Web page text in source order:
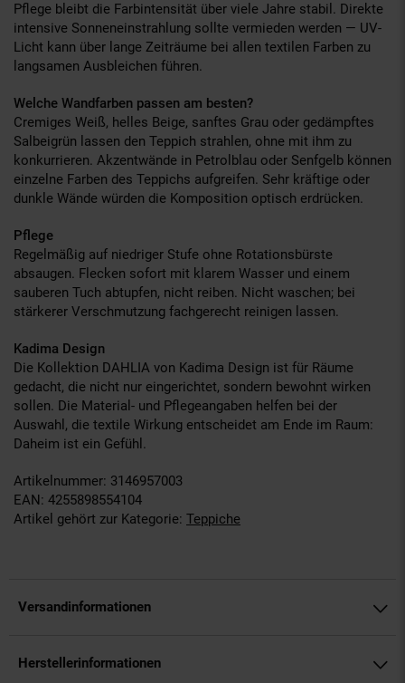
Pflege bleibt die Farbintensität über viele Jahre stabil. Direkte
intensive Sonneneinstrahlung sollte vermieden werden — UV-
Licht kann über lange Zeiträume bei allen textilen Farben zu
langsamen Ausbleichen führen.
Welche Wandfarben passen am besten?
Cremiges Weiß, helles Beige, sanftes Grau oder gedämpftes
Salbeigrün lassen den Teppich strahlen, ohne mit ihm zu
konkurrieren. Akzentwände in Petrolblau oder Senfgelb können
einzelne Farben des Teppichs aufgreifen. Sehr kräftige oder
dunkle Wände würden die Komposition optisch erdrücken.
Pflege
Regelmäßig auf niedriger Stufe ohne Rotationsbürste
absaugen. Flecken sofort mit klarem Wasser und einem
sauberen Tuch abtupfen, nicht reiben. Nicht waschen; bei
stärkerer Verschmutzung fachgerecht reinigen lassen.
Kadima Design
Die Kollektion DAHLIA von Kadima Design ist für Räume
gedacht, die nicht nur eingerichtet, sondern bewohnt wirken
sollen. Die Material- und Pflegeangaben helfen bei der
Auswahl, die textile Wirkung entscheidet am Ende im Raum:
Daheim ist ein Gefühl.
Artikelnummer: 3146957003
EAN: 4255898554104
Artikel gehört zur Kategorie: Teppiche
Versandinformationen
Herstellerinformationen